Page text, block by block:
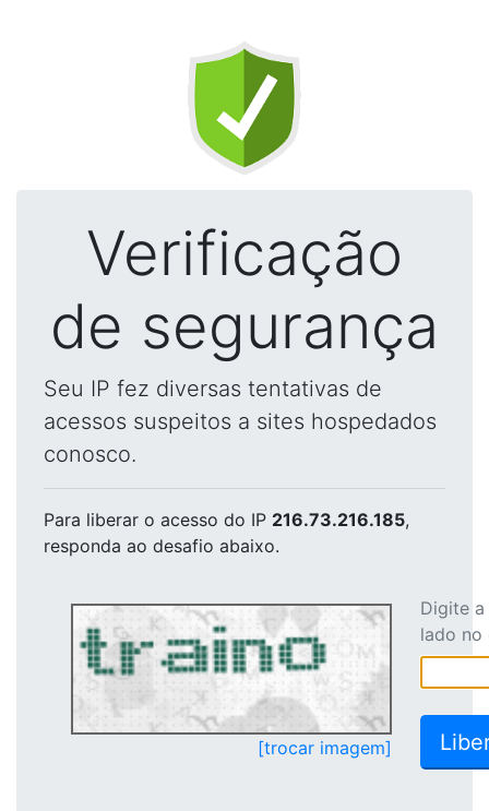
Verificação
de segurança
Seu IP fez diversas tentativas de
acessos suspeitos a sites hospedados
conosco.
Para liberar o acesso do IP 216.73.216.185,
responda ao desafio abaixo.
[trocar imagem]
Digite
lado no